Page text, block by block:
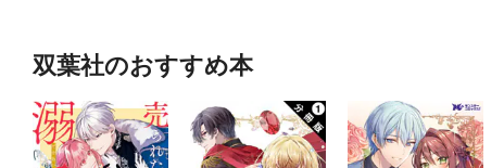
双葉社のおすすめ本